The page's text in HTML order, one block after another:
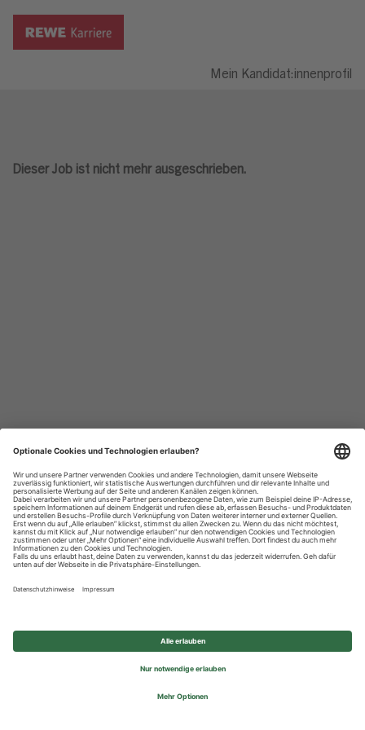
Mein Kandidat:innenprofil
Dieser Job ist nicht mehr ausgeschrieben.
Datenschutzhinweise
Impressum
Privatsphäre-Einstellungen
© 2026 REWE Group - All rights reserved